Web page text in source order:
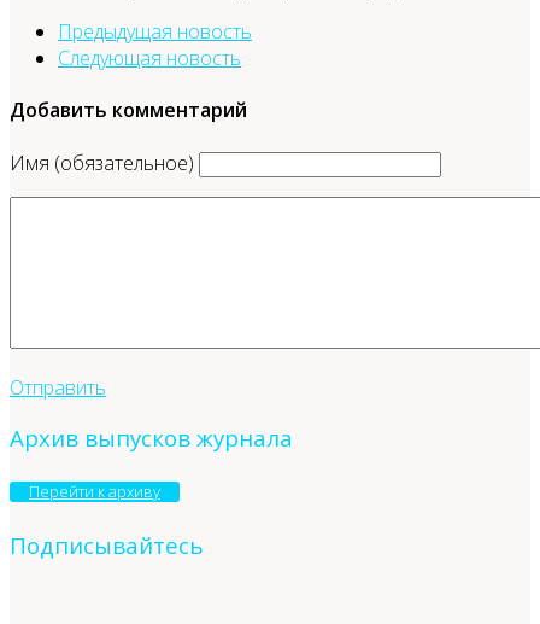
Предыдущая новость
Следующая новость
Добавить комментарий
Имя (обязательное)
Отправить
Архив выпусков журнала
Перейти к архиву
Подписывайтесь